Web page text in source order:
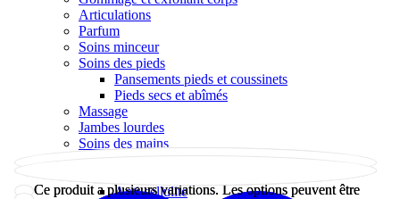
Ce produit a plusieurs variations. Les options peuvent être
Ce produit a plusieurs variations. Les options peuvent être
Articulations
Parfum
Soins minceur
Soins des pieds
Pansements pieds et coussinets
Pieds secs et abîmés
Massage
Jambes lourdes
Soins des mains
Soins corps
Anti-cellulite